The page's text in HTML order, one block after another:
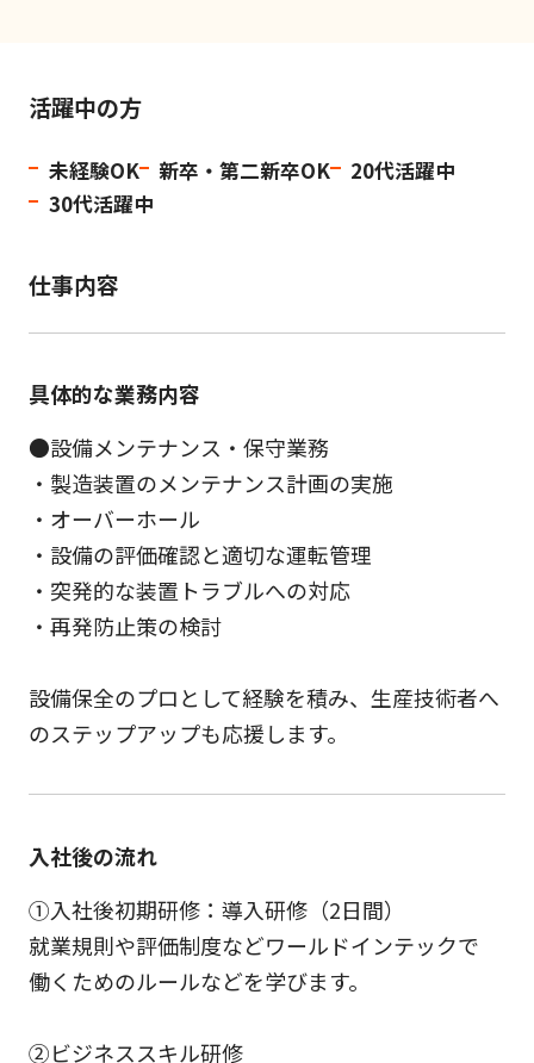
活躍中の方
未経験OK 新卒・第二新卒OK
20代活躍中
30代活躍中
仕事内容
具体的な業務内容
●設備メンテナンス・保守業務
・製造装置のメンテナンス計画の実施
・オーバーホール
・設備の評価確認と適切な運転管理
・突発的な装置トラブルへの対応
・再発防止策の検討
設備保全のプロとして経験を積み、生産技術者へ
のステップアップも応援します。
入社後の流れ
①入社後初期研修：導入研修（2日間）
就業規則や評価制度などワールドインテックで
働くためのルールなどを学びます。
②ビジネススキル研修